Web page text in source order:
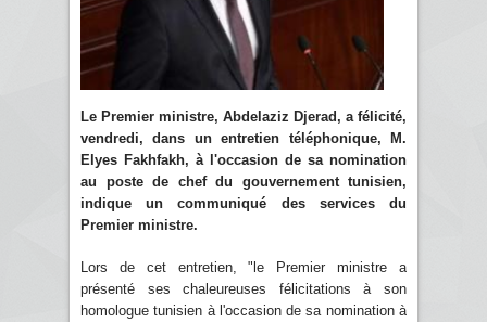
Le Premier ministre, Abdelaziz Djerad, a félicité,
vendredi, dans un entretien téléphonique, M.
Elyes Fakhfakh, à l'occasion de sa nomination
au poste de chef du gouvernement tunisien,
indique un communiqué des services du
Premier ministre.
Lors de cet entretien, "le Premier ministre a
présenté ses chaleureuses félicitations à son
homologue tunisien à l'occasion de sa nomination à